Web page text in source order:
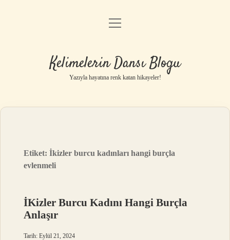
Anasayfa
Yasal Uyarı
menüyü
Kelimelerin Dansı Blogu
Yazıyla hayatına renk katan hikayeler!
Etiket:İkizler burcu kadınları hangi burçla
evlenmeli
İKizler Burcu Kadını Hangi Burçla
Anlaşır
Tarih: Eylül 21, 2024